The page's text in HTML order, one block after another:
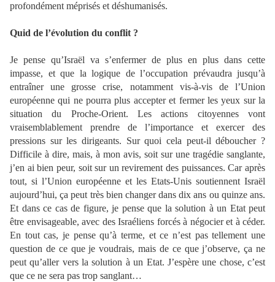
profondément méprisés et déshumanisés.
Quid de l’évolution du conflit ?
Je pense qu’Israël va s’enfermer de plus en plus dans cette
impasse, et que la logique de l’occupation prévaudra jusqu’à
entraîner une grosse crise, notamment vis-à-vis de l’Union
européenne qui ne pourra plus accepter et fermer les yeux sur la
situation du Proche-Orient. Les actions citoyennes vont
vraisemblablement prendre de l’importance et exercer des
pressions sur les dirigeants. Sur quoi cela peut-il déboucher ?
Difficile à dire, mais, à mon avis, soit sur une tragédie sanglante,
j’en ai bien peur, soit sur un revirement des puissances. Car après
tout, si l’Union européenne et les Etats-Unis soutiennent Israël
aujourd’hui, ça peut très bien changer dans dix ans ou quinze ans.
Et dans ce cas de figure, je pense que la solution à un Etat peut
être envisageable, avec des Israéliens forcés à négocier et à céder.
En tout cas, je pense qu’à terme, et ce n’est pas tellement une
question de ce que je voudrais, mais de ce que j’observe, ça ne
peut qu’aller vers la solution à un Etat. J’espère une chose, c’est
que ce ne sera pas trop sanglant…